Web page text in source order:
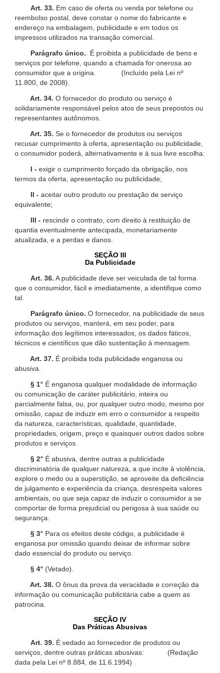
Art. 33. Em caso de oferta ou venda por telefone ou
reembolso postal, deve constar o nome do fabricante e
endereço na embalagem, publicidade e em todos os
impressos utilizados na transação comercial.
Parágrafo único.
É proibida a publicidade de bens e
serviços por telefone, quando a chamada for onerosa ao
consumidor que a origina. (Incluído pela Lei nº
11.800, de 2008).
Art. 34. O fornecedor do produto ou serviço é
solidariamente responsável pelos atos de seus prepostos ou
representantes autônomos.
Art. 35. Se o fornecedor de produtos ou serviços
recusar cumprimento à oferta, apresentação ou publicidade,
o consumidor poderá, alternativamente e à sua livre escolha:
I - exigir o cumprimento forçado da obrigação, nos
termos da oferta, apresentação ou publicidade;
II - aceitar outro produto ou prestação de serviço
equivalente;
III - rescindir o contrato, com direito à restituição de
quantia eventualmente antecipada, monetariamente
atualizada, e a perdas e danos.
SEÇÃO III
Da Publicidade
Art. 36. A publicidade deve ser veiculada de tal forma
que o consumidor, fácil e imediatamente, a identifique como
tal.
Parágrafo único. O fornecedor, na publicidade de seus
produtos ou serviços, manterá, em seu poder, para
informação dos legítimos interessados, os dados fáticos,
técnicos e científicos que dão sustentação à mensagem.
Art. 37. É proibida toda publicidade enganosa ou
abusiva.
§ 1° É enganosa qualquer modalidade de informação
ou comunicação de caráter publicitário, inteira ou
parcialmente falsa, ou, por qualquer outro modo, mesmo por
omissão, capaz de induzir em erro o consumidor a respeito
da natureza, características, qualidade, quantidade,
propriedades, origem, preço e quaisquer outros dados sobre
produtos e serviços.
§ 2° É abusiva, dentre outras a publicidade
discriminatória de qualquer natureza, a que incite à violência,
explore o medo ou a superstição, se aproveite da deficiência
de julgamento e experiência da criança, desrespeita valores
ambientais, ou que seja capaz de induzir o consumidor a se
comportar de forma prejudicial ou perigosa à sua saúde ou
segurança.
§ 3° Para os efeitos deste código, a publicidade é
enganosa por omissão quando deixar de informar sobre
dado essencial do produto ou serviço.
§ 4° (Vetado).
Art. 38. O ônus da prova da veracidade e correção da
informação ou comunicação publicitária cabe a quem as
patrocina.
SEÇÃO IV
Das Práticas Abusivas
Art. 39. É vedado ao fornecedor de produtos ou
serviços, dentre outras práticas abusivas: (Redação
dada pela Lei nº 8.884, de 11.6.1994)